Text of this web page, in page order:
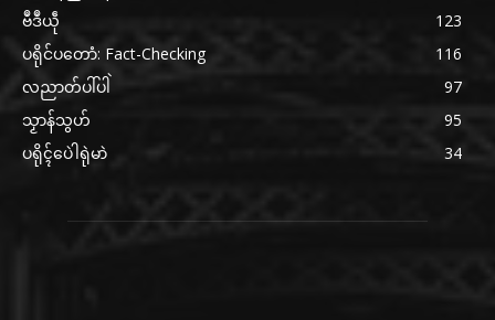
ဗဳဒဳယဵု
123
ပရိုင်ပတောံ: Fact-Checking
116
လညာတ်ပါ်ပါဲ
97
သၟာန်သွဟ်
95
ပရိုၚ်ပေဲါရုဲမာဲ
34